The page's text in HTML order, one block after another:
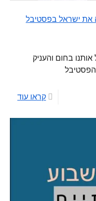
את ישראל בפסטיבל
בחום והעניק
הפסטיבל
קראו עוד